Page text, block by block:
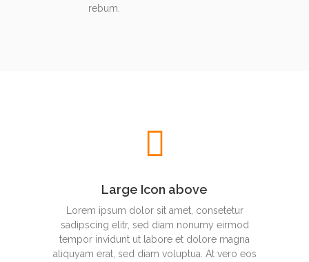
rebum.
Large Icon above
Lorem ipsum dolor sit amet, consetetur
sadipscing elitr, sed diam nonumy eirmod
tempor invidunt ut labore et dolore magna
aliquyam erat, sed diam voluptua. At vero eos